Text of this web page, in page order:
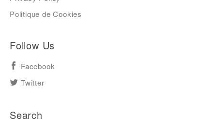
Politique de Cookies
Follow Us
Facebook
Twitter
Search